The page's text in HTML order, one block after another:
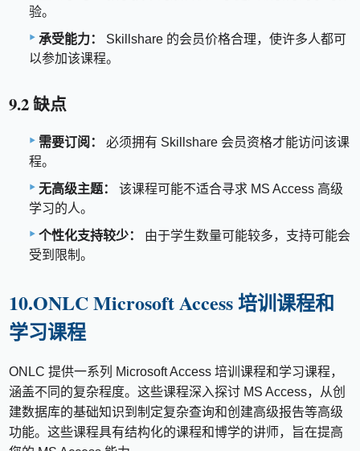
验。
承受能力：
Skillshare 的会员价格合理，使许多人都可
以参加该课程。
9.2 缺点
需要订阅：
必须拥有 Skillshare 会员资格才能访问该课
程。
无高级主题：
该课程可能不适合寻求 MS Access 高级
学习的人。
个性化支持较少：
由于学生数量可能较多，支持可能会
受到限制。
10.ONLC Microsoft Access 培训课程和
学习课程
ONLC 提供一系列 Microsoft Access 培训课程和学习课程，
涵盖不同的复杂程度。这些课程深入探讨 MS Access，从创
建数据库的基础知识到制定复杂查询和创建高级报告等高级
功能。这些课程具有结构化的课程和博学的讲师，旨在提高